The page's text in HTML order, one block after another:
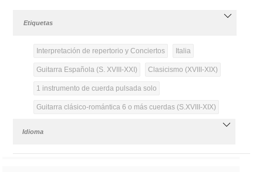
Etiquetas
Interpretación de repertorio y Conciertos Italia
Guitarra Española (S. XVIII-XXI) Clasicismo (XVIII-XIX)
1 instrumento de cuerda pulsada solo
Guitarra clásico-romántica 6 o más cuerdas (S.XVIII-XIX)
Idioma